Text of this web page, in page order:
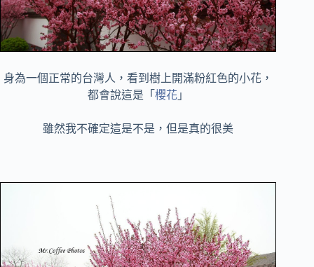
身為一個正常的台灣人，看到樹上開滿粉紅色的小花，
都會說這是「櫻花 」
雖然我不確定這是不是，但是真的很美